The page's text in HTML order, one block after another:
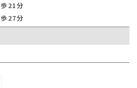
21分
27分